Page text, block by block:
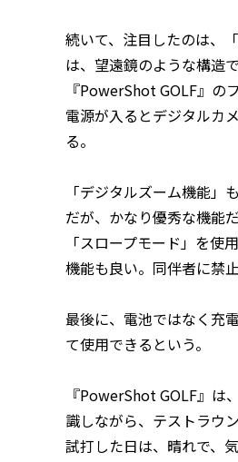
続いて、注目したのは、
は、望遠鏡のような構造
『PowerShot GOLF』の
電源が入るとデジタルカ
る。
「デジタルズーム機能
だが、かなり優秀な機能だ
「スロープモード」を
機能も良い。同伴者に禁
最後に、電池ではなく充
て使用できるという。
『PowerShot GOLF』は
識しながら、テストラウ
試打した日は、晴れで、